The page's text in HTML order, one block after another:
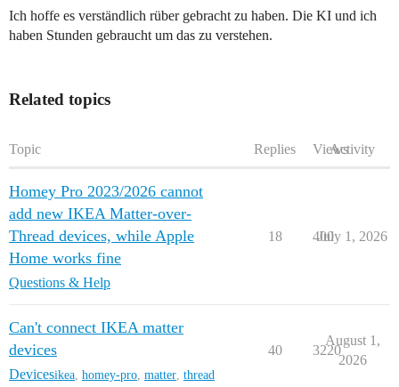
Ich hoffe es verständlich rüber gebracht zu haben. Die KI und ich
haben Stunden gebraucht um das zu verstehen.
Related topics
Topic Replies ViewsActivity
Homey Pro 2023/2026 cannot
add new IKEA Matter-over-
Thread devices, while Apple
Home works fine
Questions & Help
18 400
July 1, 2026
Can't connect IKEA matter
devices
Devicesikea homey-pro matter thread
40 3220
August 1,
2026